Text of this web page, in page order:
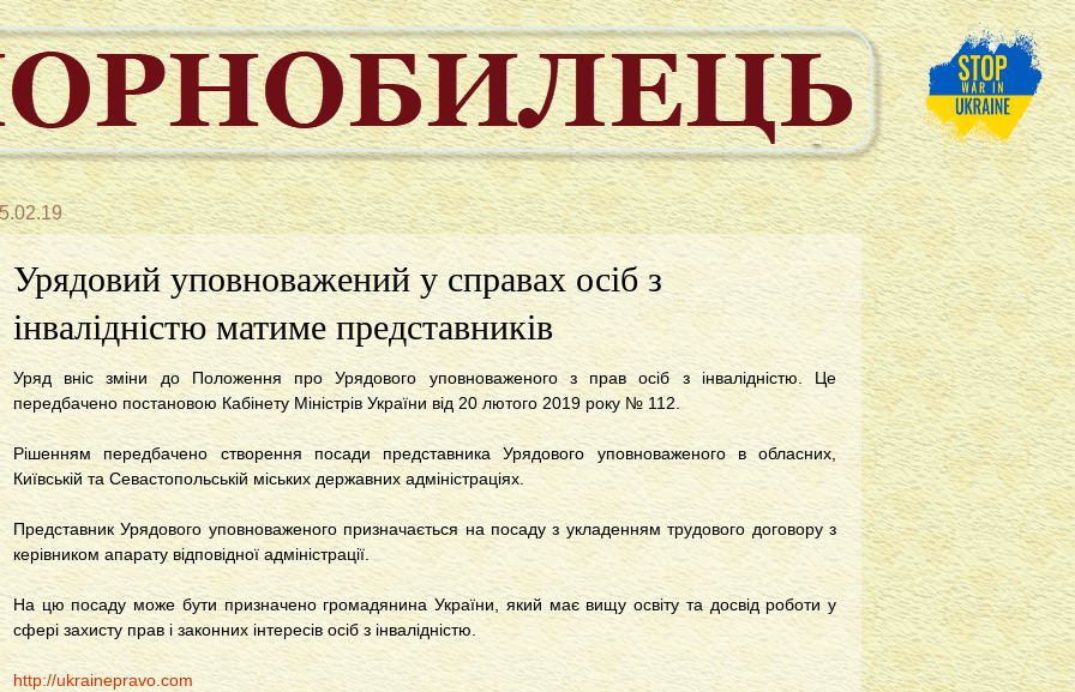
Урядовий уповноважений у справах осіб з
інвалідністю матиме представників
Уряд вніс зміни до Положення про Урядового уповноваженого з прав осіб з інвалідністю. Це
передбачено постановою Кабінету Міністрів України від 20 лютого 2019 року № 112.
Рішенням передбачено створення посади представника Урядового уповноваженого в обласних,
Київській та Севастопольській міських державних адміністраціях.
Представник Урядового уповноваженого призначається на посаду з укладенням трудового договору з
керівником апарату відповідної адміністрації.
На цю посаду може бути призначено громадянина України, який має вищу освіту та досвід роботи у
сфері захисту прав і законних інтересів осіб з інвалідністю.
http://ukrainepravo.com